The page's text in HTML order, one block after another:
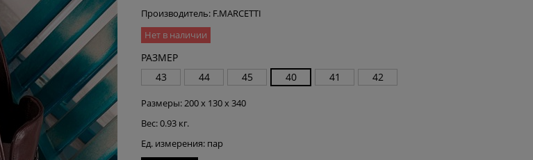
Производитель: F.МАRCETTI
Нет в наличии
РАЗМЕР
43
44 45 40 41 42
Размеры:200 x 130 x 340
Вес:0.93 кг.
Ед. измерения: пар